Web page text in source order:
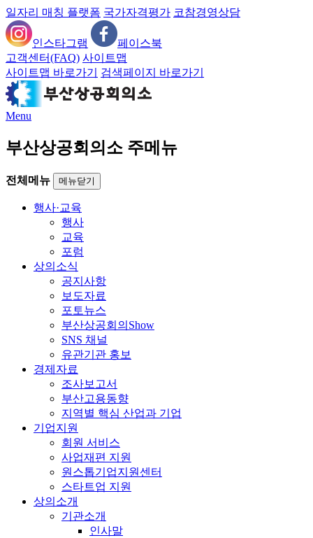
일자리 매칭 플랫폼 국가자격평가 코참경영상담
인스타그램
페이스북
고객센터(FAQ) 사이트맵
사이트맵 바로가기
검색페이지 바로가기
Menu
부산상공회의소 주메뉴
전체메뉴 메뉴닫기
행사·교육
행사
교육
포럼
상의소식
공지사항
보도자료
포토뉴스
부산상공회의Show
SNS 채널
유관기관 홍보
경제자료
조사보고서
부산고용동향
지역별 핵심 산업과 기업
기업지원
회원 서비스
사업재편 지원
원스톱기업지원센터
스타트업 지원
상의소개
기관소개
인사말